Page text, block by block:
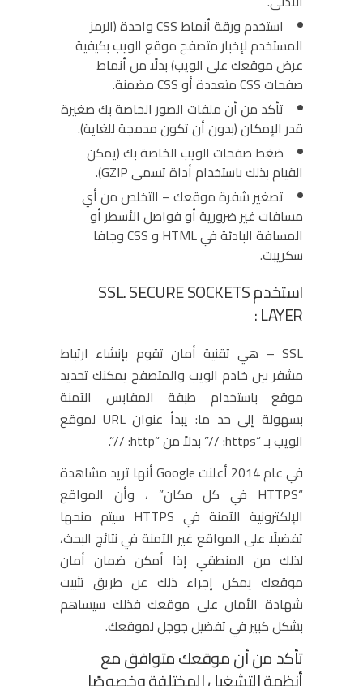
استخدم ورقة أنماط CSS واحدة (الرمز
المستخدم لإخبار متصفح موقع الويب بكيفية
عرض موقعك على الويب) بدلًا من أنماط
صفحات CSS متعددة أو CSS مضمنة.
تأكد من أن ملفات الصور الخاصة بك صغيرة
قدر الإمكان (بدون أن تكون مدمجة للغاية).
ضغط صفحات الويب الخاصة بك (يمكن
القيام بذلك باستخدام أداة تسمى GZIP).
تصغير شفرة موقعك – التخلص من أي
مسافات غير ضرورية أو فواصل الأسطر أو
المسافة البادئة في HTML و CSS وجافا
سكريبت.
استخدم SSL. SECURE SOCKETS
LAYER :
SSL – هي تقنية أمان تقوم بإنشاء ارتباط
مشفر بين خادم الويب والمتصفح يمكنك تحديد
موقع باستخدام طبقة المقابس الآمنة
بسهولة إلى حد ما: يبدأ عنوان URL لموقع
الويب بـ “https: //” بدلاً من “http: //”.
في عام 2014 أعلنت Google أنها تريد مشاهدة
“HTTPS في كل مكان” ، وأن المواقع
الإلكترونية الآمنة في HTTPS سيتم منحها
تفضيلًا على المواقع غير الآمنة في نتائج البحث،
لذلك من المنطقي إذا أمكن ضمان أمان
موقعك يمكن إجراء ذلك عن طريق تثبيت
شهادة الأمان على موقعك فذلك سيساهم
بشكل كبير في تفضيل جوجل لموقعك.
تأكد من أن موقعك متوافق مع